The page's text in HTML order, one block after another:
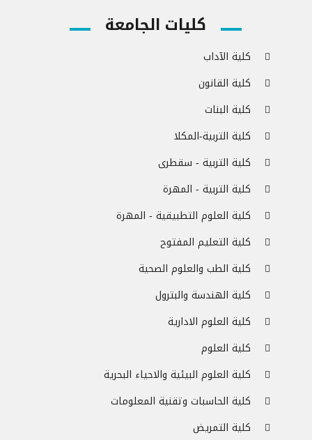
كليات الجامعة
كلية الآداب
كلية القانون
كلية البنات
كلية التربية-المكلا
كلية التربية - سقطرى
كلية التربية - المهرة
كلية العلوم التطبيقية - المهرة
كلية التعليم المفتوح
كلية الطب والعلوم الصحية
كلية الهندسة والبترول
كلية العلوم الادارية
كلية العلوم
كلية العلوم البيئية والاحياء البحرية
كلية الحاسبات وتقنية المعلومات
كلية التمريض